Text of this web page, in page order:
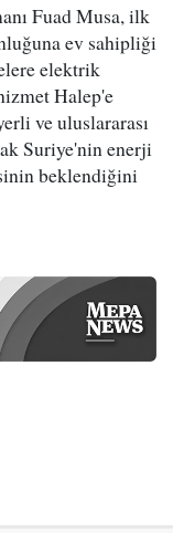
Fuad Musa, ilk
ev sahipliği
elektrik
Halep'e
ve uluslararası
Suriye'nin enerji
beklendiğini